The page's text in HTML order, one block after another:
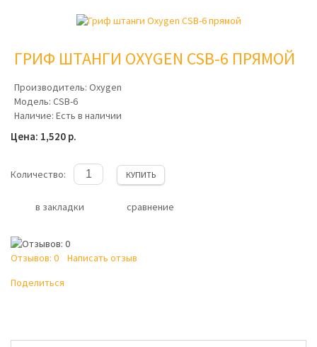
ГРИФ ШТАНГИ OXYGEN CSB-6 ПРЯМОЙ
Производитель: Oxygen
Модель: CSB-6
Наличие: Есть в наличии
Цена: 1,520 р.
Количество: КУПИТЬ
в закладки сравнение
Отзывов: 0
Написать отзыв
Поделиться